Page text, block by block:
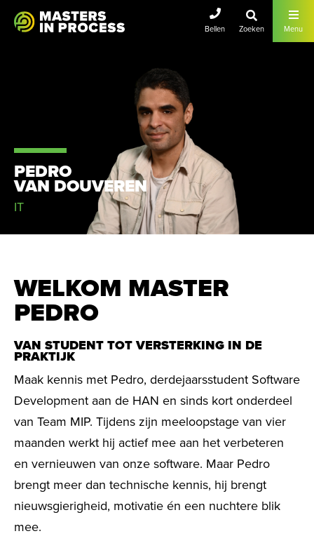
Masters In Lean
Bellen Zoeken Menu
PEDRO
VAN DOUVEREN
IT
WELKOM MASTER
PEDRO
VAN STUDENT TOT VERSTERKING IN DE
PRAKTIJK
Maak kennis met Pedro, derdejaarsstudent Software
Development aan de HAN en sinds kort onderdeel
van Team MIP. Tijdens zijn meeloopstage van vier
maanden werkt hij actief mee aan het verbeteren
en vernieuwen van onze software. Maar Pedro
brengt meer dan technische kennis, hij brengt
nieuwsgierigheid, motivatie én een nuchtere blik
mee.